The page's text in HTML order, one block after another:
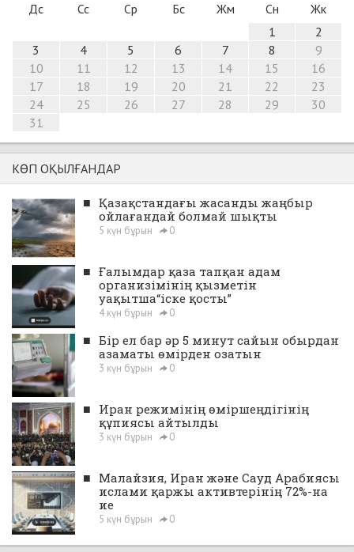
Дс Сс Ср Бс Жм Сн
Жк
1
2
3
4 5 6 7 8
9
10
11 12 13 14 15
16
17
18 19 20 21 22
23
24
25 26 27 28 29
30
31
КӨП ОҚЫЛҒАНДАР
■ Қазақстандағы жасанды жаңбыр
ойлағандай болмай шықты
5 күн бұрын 0
■ Ғалымдар қаза тапқан адам
организімінің қызметін
уақытша“іске қосты”
4 күн бұрын 0
■ Бір ел бар әр 5 минут сайын обырдан
азаматы өмірден озатын
3 күн бұрын 0
■ Иран режимінің өміршеңдігінің
құпиясы айтылды
3 күн бұрын 0
■ Малайзия, Иран және Сауд Арабиясы
ислами қаржы активтерінің 72%-на
ие
5 күн бұрын 0